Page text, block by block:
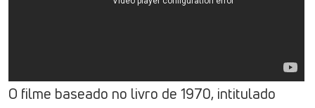
O filme baseado no livro de 1970, intitulado